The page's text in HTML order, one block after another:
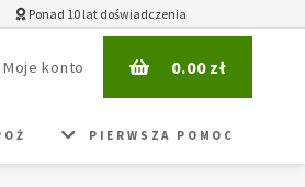
Ponad 10 lat doświadczenia
Moje konto 0.00zł
PIERWSZA POMOC